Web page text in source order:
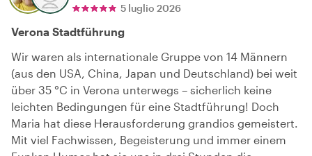
5 luglio 2026
Verona Stadtführung
Wir waren als internationale Gruppe von 14 Männern
(aus den USA, China, Japan und Deutschland) bei weit
über 35 °C in Verona unterwegs – sicherlich keine
leichten Bedingungen für eine Stadtführung! Doch
Maria hat diese Herausforderung grandios gemeistert.
Mit viel Fachwissen, Begeisterung und immer einem